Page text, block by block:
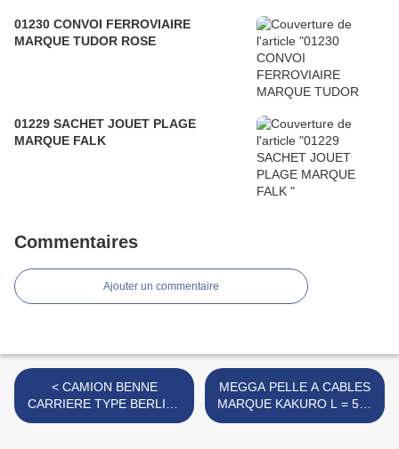
01230 CONVOI FERROVIAIRE
MARQUE TUDOR ROSE
01229 SACHET JOUET PLAGE
MARQUE FALK
Commentaires
Ajouter un commentaire
< CAMION BENNE
CARRIERE TYPE BERLIET
MARQUE PLASTIC ROBOT
MEGGA PELLE A CABLES
MARQUE KAKURO L = 570
MM MADE IN WEST